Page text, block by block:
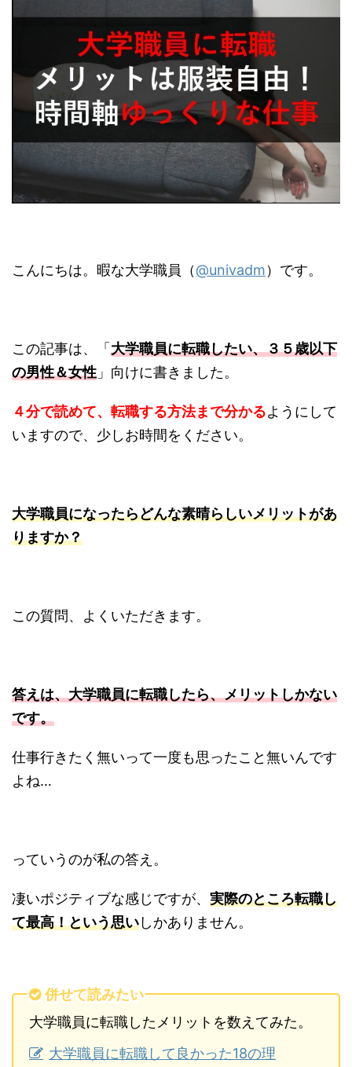
こんにちは。暇な大学職員（@univadm）です。
この記事は、「 大学職員に転職したい、３５歳以下
の男性＆女性 」向けに書きました。
４分で読めて、転職する方法まで分かるようにして
いますので、少しお時間をください。
大学職員になったらどんな素晴らしいメリットがあ
りますか？
この質問、よくいただきます。
答えは、大学職員に転職したら、メリットしかない
です。
仕事行きたく無いって一度も思ったこと無いんです
よね…
っていうのが私の答え。
凄いポジティブな感じですが、 実際のところ転職し
て最高！という思いしかありません。
併せて読みたい
大学職員に転職したメリットを数えてみた。
大学職員に転職して良かった18の理